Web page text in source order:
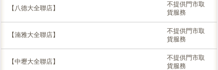
【八德大全聯店】
不提供門市取
貨服務
【湳雅大全聯店】
不提供門市取
貨服務
【中壢大全聯店】
不提供門市取
貨服務